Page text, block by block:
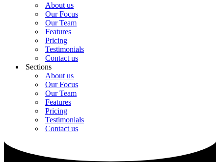
About us
Our Focus
Our Team
Features
Pricing
Testimonials
Contact us
Sections
About us
Our Focus
Our Team
Features
Pricing
Testimonials
Contact us